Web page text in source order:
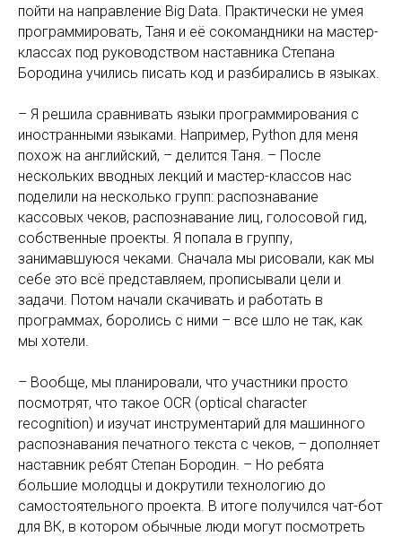
пойти на направление Big Data. Практически не умея
программировать, Таня и её сокомандники на мастер-
классах под руководством наставника Степана
Бородина учились писать код и разбирались в языках.
– Я решила сравнивать языки программирования с
иностранными языками. Например, Python для меня
похож на английский, – делится Таня. – После
нескольких вводных лекций и мастер-классов нас
поделили на несколько групп: распознавание
кассовых чеков, распознавание лиц, голосовой гид,
собственные проекты. Я попала в группу,
занимавшуюся чеками. Сначала мы рисовали, как мы
себе это всё представляем, прописывали цели и
задачи. Потом начали скачивать и работать в
программах, боролись с ними – все шло не так, как
мы хотели.
– Вообще, мы планировали, что участники просто
посмотрят, что такое OCR (optical character
recognition) и изучат инструментарий для машинного
распознавания печатного текста с чеков, – дополняет
наставник ребят Степан Бородин. – Но ребята
большие молодцы и докрутили технологию до
самостоятельного проекта. В итоге получился чат-бот
для ВК, в котором обычные люди могут посмотреть